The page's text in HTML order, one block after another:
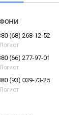
(68) 268-12-52
Логист
(66) 277-97-01
Логист
(93) 039-73-25
Логист